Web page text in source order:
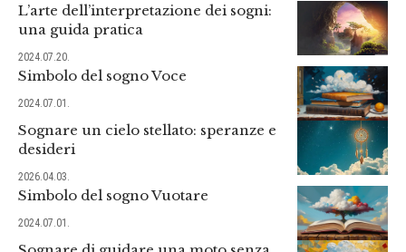
L’arte dell’interpretazione dei sogni:
una guida pratica
2024.07.20.
Simbolo del sogno Voce
2024.07.01.
Sognare un cielo stellato: speranze e
desideri
2026.04.03.
Simbolo del sogno Vuotare
2024.07.01.